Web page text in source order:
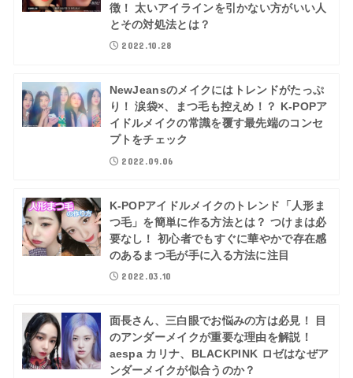
徴！ 太いアイラインを引かない方がいい人
とその対処法とは？
2022.10.28
NewJeansのメイクにはトレンドがたっぷ
り！ 涙袋×、まつ毛も控えめ！？ K-POPア
イドルメイクの常識を覆す最先端のコンセ
プトをチェック
2022.09.06
K-POPアイドルメイクのトレンド「人形ま
つ毛」を簡単に作る方法とは？ つけまは必
要なし！ 初心者でもすぐに華やかで存在感
のあるまつ毛が手に入る方法に注目
2022.03.10
面長さん、三白眼でお悩みの方は必見！ 目
のアンダーメイクが重要な理由を解説！
aespa カリナ、BLACKPINK ロゼはなぜア
ンダーメイクが似合うのか？